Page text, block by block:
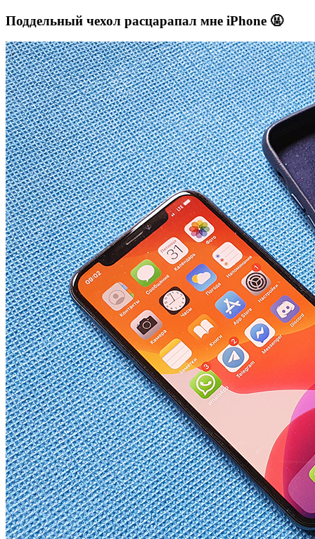
Поддельный чехол расцарапал мне iPhone 🤬